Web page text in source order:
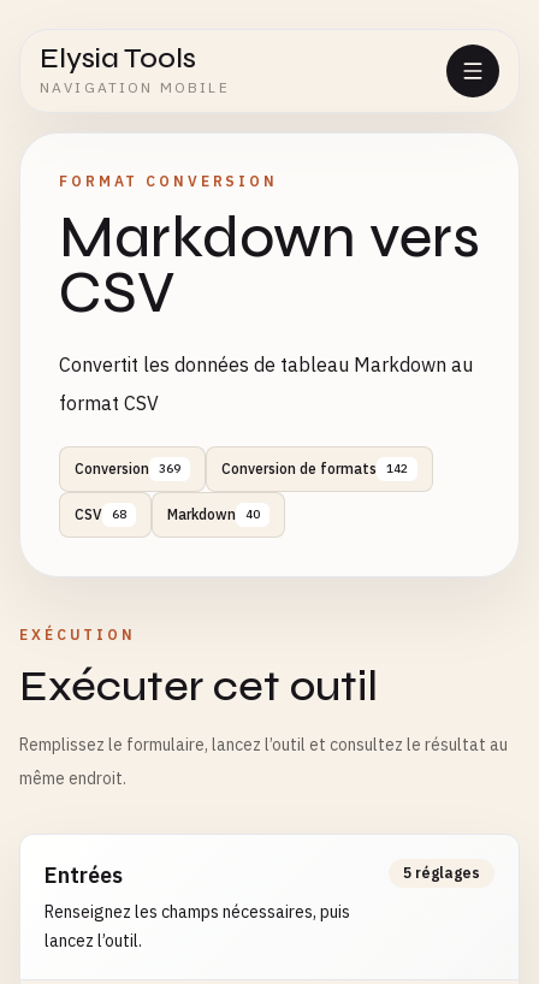
Elysia Tools
NAVIGATION MOBILE
FORMAT CONVERSION
Markdown vers
CSV
Convertit les données de tableau Markdown au
format CSV
Conversion 369 Conversion de formats 142
CSV 68 Markdown 40
EXÉCUTION
Exécuter cet outil
Remplissez le formulaire, lancez l’outil et consultez le résultat au
même endroit.
Entrées
Renseignez les champs nécessaires, puis
lancez l’outil.
5 réglages